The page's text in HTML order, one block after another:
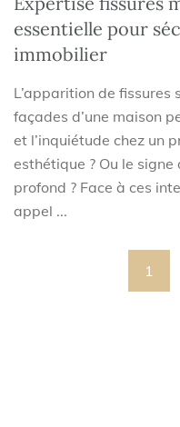
essentielle pour
immobilier
L’apparition de fissures
façades d’une maison
et l’inquiétude chez un
esthétique ? Ou le
profond ? Face à ces
appel ...
1